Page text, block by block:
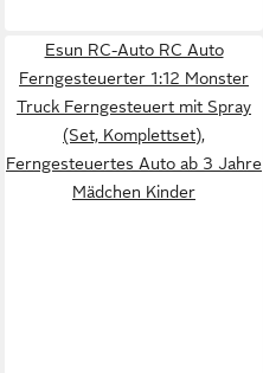
Esun RC-Auto RC Auto
Ferngesteuerter 1:12 Monster
Truck Ferngesteuert mit Spray
(Set, Komplettset),
Ferngesteuertes Auto ab 3 Jahre
Mädchen Kinder